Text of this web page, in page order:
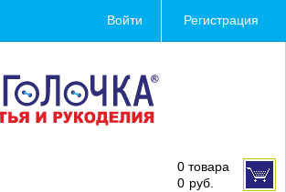
Войти Регистрация
0 товара
0 руб.